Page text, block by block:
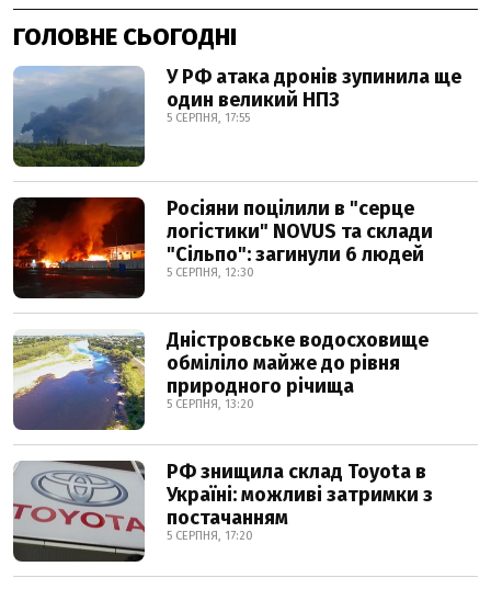
ГОЛОВНЕ СЬОГОДНІ
У РФ атака дронів зупинила ще
один великий НПЗ
5 СЕРПНЯ, 17:55
Росіяни поцілили в "серце
логістики" NOVUS та склади
"Сільпо": загинули 6 людей
5 СЕРПНЯ, 12:30
Дністровське водосховище
обміліло майже до рівня
природного річища
5 СЕРПНЯ, 13:20
РФ знищила склад Toyota в
Україні: можливі затримки з
постачанням
5 СЕРПНЯ, 17:20